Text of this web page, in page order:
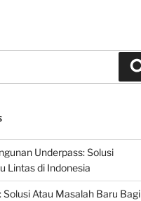
Underpass: Solusi
Lintas di Indonesia
Solusi Atau Masalah Baru Bagi